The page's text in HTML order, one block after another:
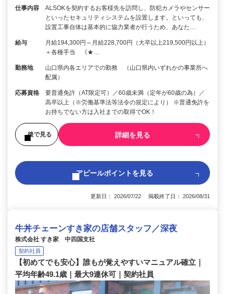
仕事内容
ALSOKを契約するお客様先を訪問し、防犯カメラやセンサー
といったセキュリティシステムを設置します。といっても、
設置工事自体は基本的に協力業者が行うため、あなた…
給与
月給194,300円～月給228,700円（大卒以上219,500円以上）
＋各種手当 《★…
勤務地
山口県内各エリアでの勤務 （山口県内いずれかの事業所へ
配属）
応募資格
要普通免許（AT限定可）／60歳未満（定年が60歳の為）／
高卒以上（※労働基準法等法令の規定により） ※普通免許を
お持ちでない方は入社までの取得でOK！
後で見る 詳細を見る
アピールポイントを見る
更新日： 2026/07/22 掲載終了日： 2026/08/31
牛丼チェーンすき家の店舗スタッフ／深夜
株式会社 すき家 中四国支社
契約社員
【初めてでも安心】誰もが覚えやすいマニュアル確立｜
平均年齢49.1歳｜最大9連休可｜契約社員